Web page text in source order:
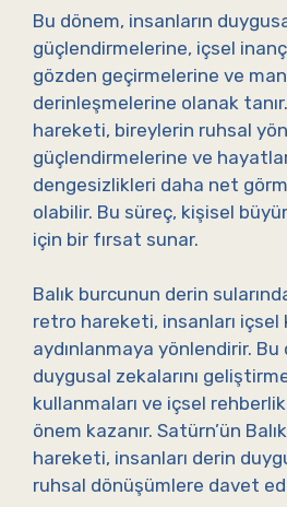
Bu dönem, insanların
güçlendirmelerine, içsel
gözden geçirmelerine ve
derinleşmelerine olanak
hareketi, bireylerin ruhsal
güçlendirmelerine ve
dengesizlikleri daha net
olabilir. Bu süreç, kişisel
için bir fırsat sunar.
Balık burcunun derin
retro hareketi, insanları
aydınlanmaya yönlendirir.
duygusal zekalarını
kullanmaları ve içsel
önem kazanır. Satürn’ün
hareketi, insanları derin
ruhsal dönüşümlere davet